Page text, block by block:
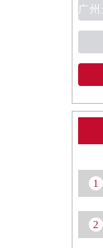
提前预约）
1
2